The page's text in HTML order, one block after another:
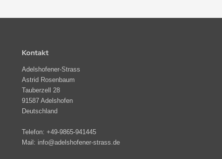
Kontakt
Adelshofener-Strass
Astrid Rosenbaum
Tauberzell 28
91587 Adelshofen
Deutschland
Telefon: +49-9865-941445
Mail: info@adelshofener-strass.de